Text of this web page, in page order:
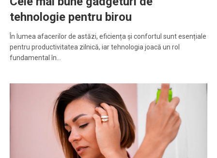
tehnologie pentru birou
În lumea afacerilor de astăzi, eficiența și confortul sunt esențiale
pentru productivitatea zilnică, iar tehnologia joacă un rol
fundamental în…